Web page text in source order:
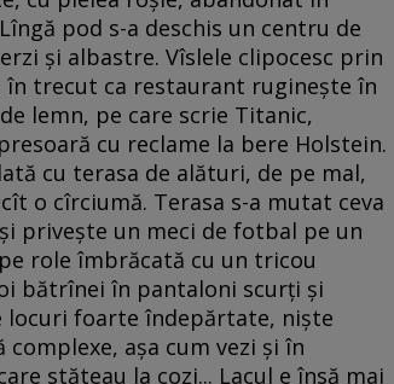
pod s-a deschis un centru de
şi albastre. Vîslele clipocesc prin
trecut ca restaurant rugineşte în
lemn, pe care scrie Titanic,
cu reclame la bere Holstein.
cu terasa de alături, de pe mal,
o cîrciumă. Terasa s-a mutat ceva
priveşte un meci de fotbal pe un
role îmbrăcată cu un tricou
bătrînei în pantaloni scurţi şi
locuri foarte îndepărtate, nişte
aşa cum vezi şi în
stăteau la cozi... Lacul e însă mai